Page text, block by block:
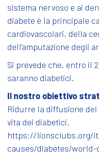
sistema nervoso e ai
diabete è la principale
cardiovascolari, della
dell’amputazione degli
Si prevede che, entro il
saranno diabetici.
Il nostro obiettivo
Ridurre la diffusione
vita dei diabetici.
https://lionsclubs.org/
causes/diabetes/world-